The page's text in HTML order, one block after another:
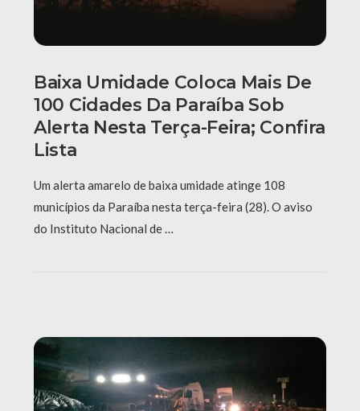
Baixa Umidade Coloca Mais De
100 Cidades Da Paraíba Sob
Alerta Nesta Terça-Feira; Confira
Lista
Um alerta amarelo de baixa umidade atinge 108
municípios da Paraíba nesta terça-feira (28). O aviso
do Instituto Nacional de …